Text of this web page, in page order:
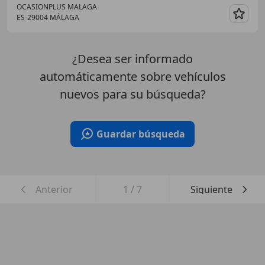
OCASIONPLUS MALAGA
ES-29004 MÁLAGA
¿Desea ser informado
automáticamente sobre vehículos
nuevos para su búsqueda?
Guardar búsqueda
Anterior 1 / 7 Siguiente